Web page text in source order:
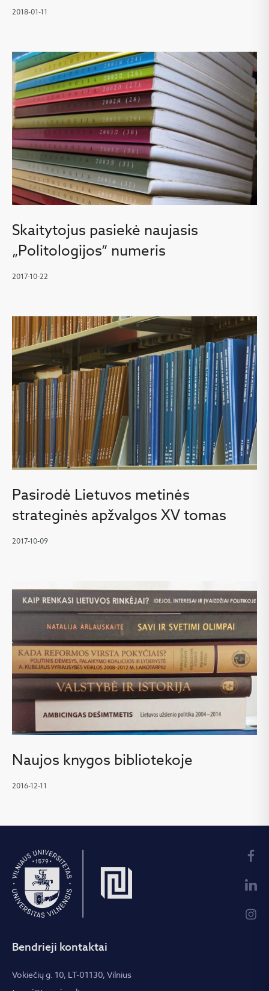
2018-01-11
Skaitytojus pasiekė naujasis
„Politologijos” numeris
2017-10-22
Pasirodė Lietuvos metinės
strateginės apžvalgos XV tomas
2017-10-09
Naujos knygos bibliotekoje
2016-12-11
Bendrieji kontaktai
Vokiečių g. 10, LT-01130, Vilnius